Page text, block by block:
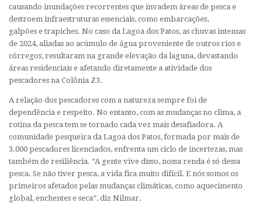
causando inundações recorrentes que invadem áreas de pesca e
destroem infraestruturas essenciais, como embarcações,
galpões e trapiches. No caso da Lagoa dos Patos, as chuvas intensas
de 2024, aliadas ao acúmulo de água proveniente de outros rios e
córregos, resultaram na grande elevação da laguna, devastando
áreas residenciais e afetando diretamente a atividade dos
pescadores na Colônia Z3.
A relação dos pescadores com a natureza sempre foi de
dependência e respeito. No entanto, com as mudanças no clima, a
rotina da pesca tem se tornado cada vez mais desafiadora. A
comunidade pesqueira da Lagoa dos Patos, formada por mais de
3.000 pescadores licenciados, enfrenta um ciclo de incertezas, mas
também de resiliência. “A gente vive disso, nossa renda é só dessa
pesca. Se não tiver pesca, a vida fica muito difícil. E nós somos os
primeiros afetados pelas mudanças climáticas, como aquecimento
global, enchentes e seca”, diz Nilmar.